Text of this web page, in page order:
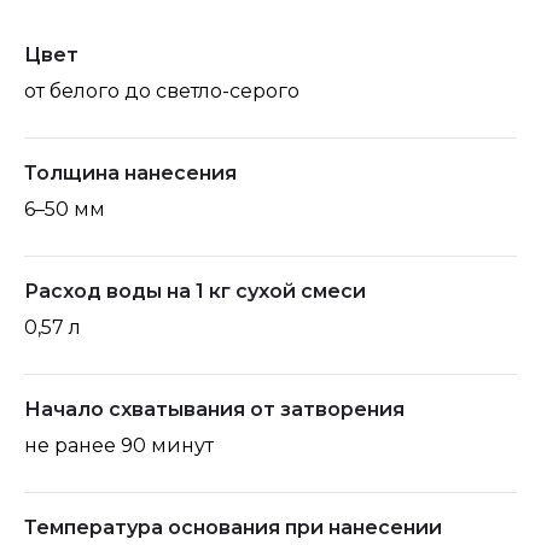
Цвет
от белого до светло-серого
Толщина нанесения
6–50 мм
Расход воды на 1 кг сухой смеси
0,57 л
Начало схватывания от затворения
не ранее 90 минут
Температура основания при нанесении